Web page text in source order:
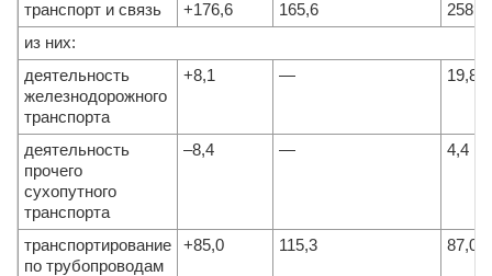
транспорт и связь +176,6 165,6
258,5
из них:
деятельность
железнодорожного
транспорта
+8,1 — 19,8
деятельность
прочего
сухопутного
транспорта
–8,4 — 4,4
транспортирование
по трубопроводам
+85,0 115,3 87,0